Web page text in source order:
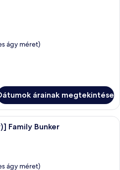
ágy méret)
árainak megtekintése
Prémium ágynemű, széf a szobában,
Family Bunker
ágy méret)